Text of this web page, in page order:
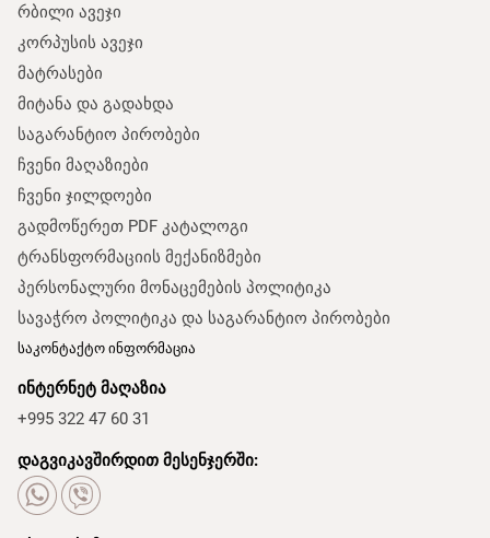
რბილი ავეჯი
კორპუსის ავეჯი
მატრასები
მიტანა და გადახდა
საგარანტიო პირობები
ჩვენი მაღაზიები
ჩვენი ჯილდოები
გადმოწერეთ PDF კატალოგი
ტრანსფორმაციის მექანიზმები
პერსონალური მონაცემების პოლიტიკა
სავაჭრო პოლიტიკა და საგარანტიო პირობები
საკონტაქტო ინფორმაცია
ინტერნეტ მაღაზია
+995 322 47 60 31
დაგვიკავშირდით მესენჯერში: